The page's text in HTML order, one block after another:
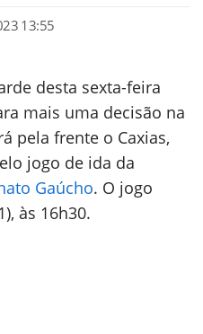
13:55
desta sexta-feira
mais uma decisão na
pela frente o Caxias,
jogo de ida da
Gaúcho. O jogo
às 16h30.